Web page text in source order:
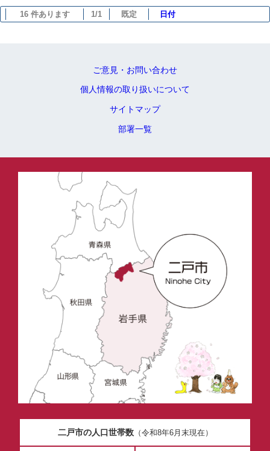
16 件あります 1/1 既定 日付
ご意見・お問い合わせ
個人情報の取り扱いについて
サイトマップ
部署一覧
二戸市の人口世帯数（令和8年6月末現在）